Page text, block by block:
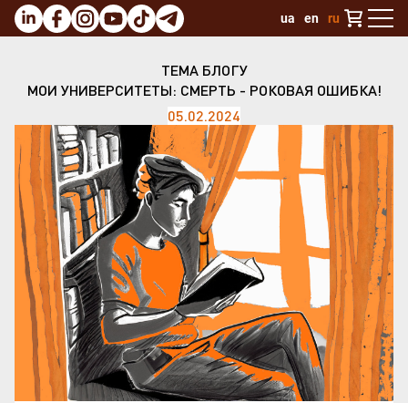
ua en ru
ТЕМА БЛОГУ
05.02.2024
МОИ УНИВЕРСИТЕТЫ: СМЕРТЬ - РОКОВАЯ ОШИБКА!